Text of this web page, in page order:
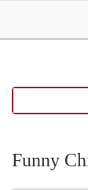
Funny